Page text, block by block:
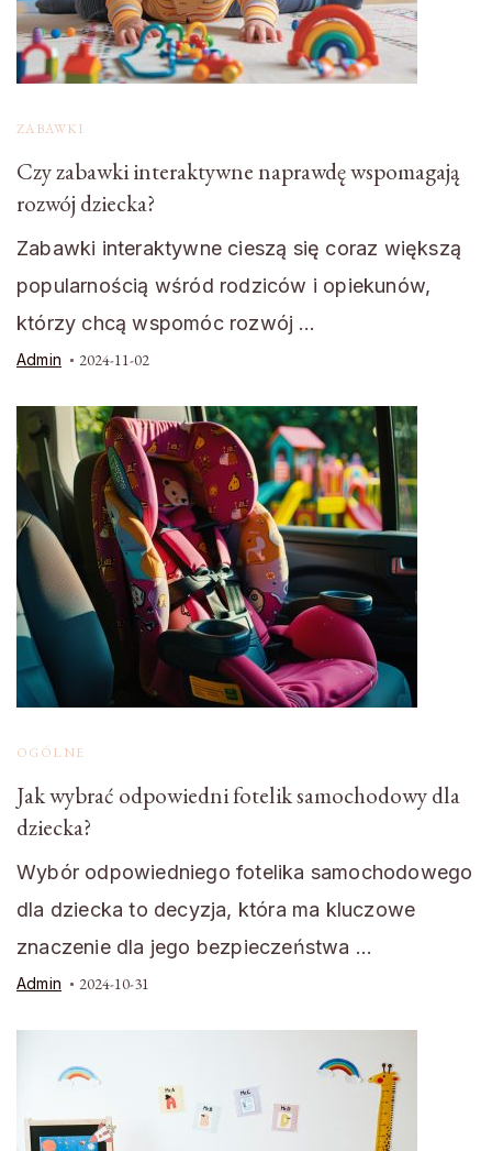
ZABAWKI
Czy zabawki interaktywne naprawdę wspomagają
rozwój dziecka?
Zabawki interaktywne cieszą się coraz większą
popularnością wśród rodziców i opiekunów,
którzy chcą wspomóc rozwój …
Admin 2024-11-02
OGÓLNE
Jak wybrać odpowiedni fotelik samochodowy dla
dziecka?
Wybór odpowiedniego fotelika samochodowego
dla dziecka to decyzja, która ma kluczowe
znaczenie dla jego bezpieczeństwa …
Admin 2024-10-31